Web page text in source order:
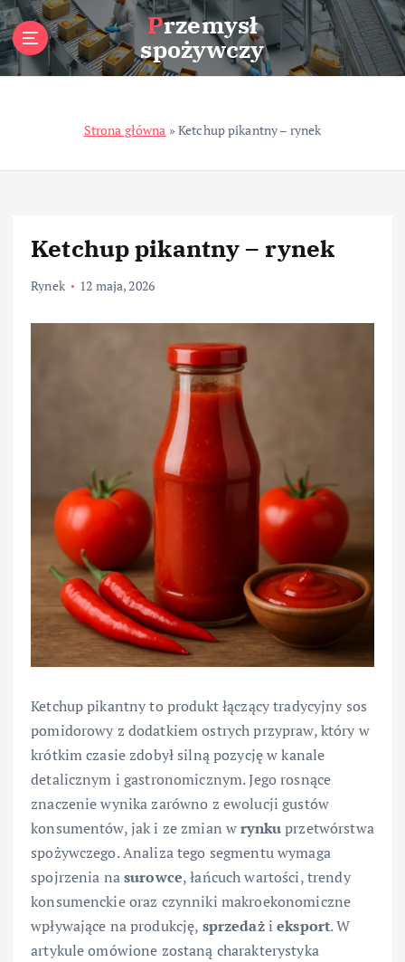
S
k
i
p
n
Przemysł
spożywczy
Strona główna » Ketchup pikantny – rynek
Ketchup pikantny – rynek
Rynek 12 maja, 2026
Ketchup pikantny to produkt łączący tradycyjny sos
pomidorowy z dodatkiem ostrych przypraw, który w
krótkim czasie zdobył silną pozycję w kanale
detalicznym i gastronomicznym. Jego rosnące
znaczenie wynika zarówno z ewolucji gustów
konsumentów, jak i ze zmian wrynkuprzetwórstwa
spożywczego. Analiza tego segmentu wymaga
spojrzenia nasurowce, łańcuch wartości, trendy
konsumenckie oraz czynniki makroekonomiczne
wpływające na produkcję, sprzedażieksport. W
artykule omówione zostaną charakterystyka